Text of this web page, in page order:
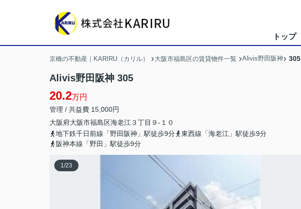
トップ
京橋の不動産｜KARIRU（カリル） 大阪市福島区の賃貸物件一覧 Alivis野田阪神 305
Alivis野田阪神 305
20.2万円
管理 / 共益費 15,000円
大阪府大阪市福島区海老江 ３丁目９-１０
地下鉄千日前線「野田阪神」駅徒歩9分
東西線「海老江」駅徒歩9分
阪神本線「野田」駅徒歩9分
1/23